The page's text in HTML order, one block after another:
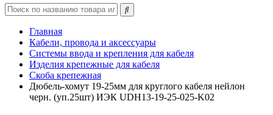
Главная
Кабели, провода и аксессуары
Системы ввода и крепления для кабеля
Изделия крепежные для кабеля
Скоба крепежная
Дюбель-хомут 19-25мм для круглого кабеля нейлон
черн. (уп.25шт) ИЭК UDH13-19-25-025-K02